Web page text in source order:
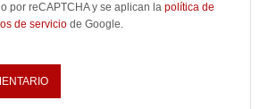
por reCAPTCHA y se aplican la política de
de servicio de Google.